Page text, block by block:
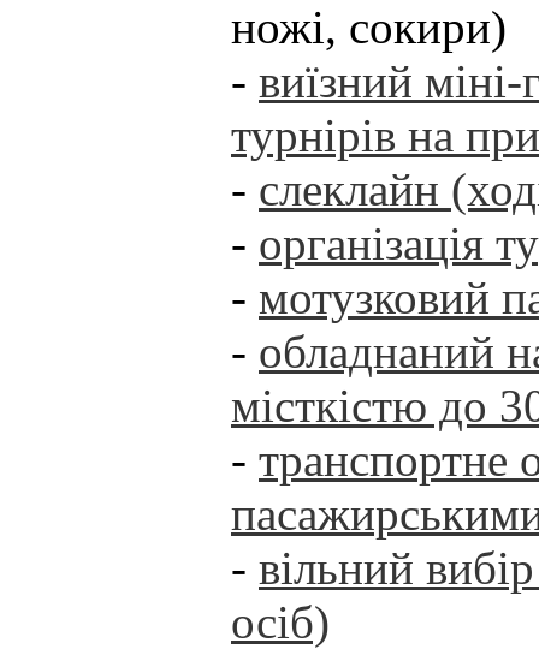
ножі, сокири)
- виїзний міні-
турнірів на
- слеклайн
- організація
- мотузковий
- обладнаний
місткістю до
- транспортне
- вільний
осіб)